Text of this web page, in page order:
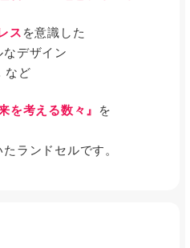
ス を意識した
なデザイン
など
を考える数々』 を
ランドセルです。